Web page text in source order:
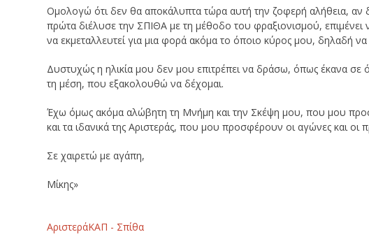
Ομολογώ ότι δεν θα αποκάλυπτα τώρα αυτή την ζοφερή αλήθεια,
πρώτα διέλυσε την ΣΠΙΘΑ με τη μέθοδο του φραξιονισμού, επιμένει
να εκμεταλλευτεί για μια φορά ακόμα το όποιο κύρος μου, δηλαδή
Δυστυχώς η ηλικία μου δεν μου επιτρέπει να δράσω, όπως έκανα
τη μέση, που εξακολουθώ να δέχομαι.
Έχω όμως ακόμα αλώβητη τη Μνήμη και την Σκέψη μου, που μου
και τα ιδανικά της Αριστεράς, που μου προσφέρουν οι αγώνες και οι
Σε χαιρετώ με αγάπη,
Μίκης»
ΑριστεράΚΑΠ - Σπίθα